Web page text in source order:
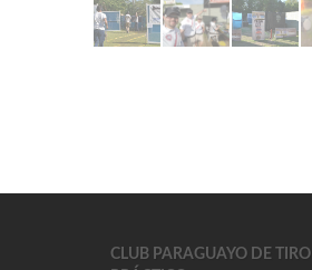
CLUB PARAGUAYO DE TIRO